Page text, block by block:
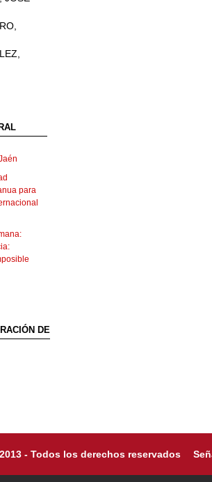
para
DE
- Todos los derechos reservados